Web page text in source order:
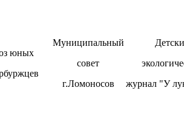
юных
Муниципальный
совет
г.Ломоносов
журнал "У